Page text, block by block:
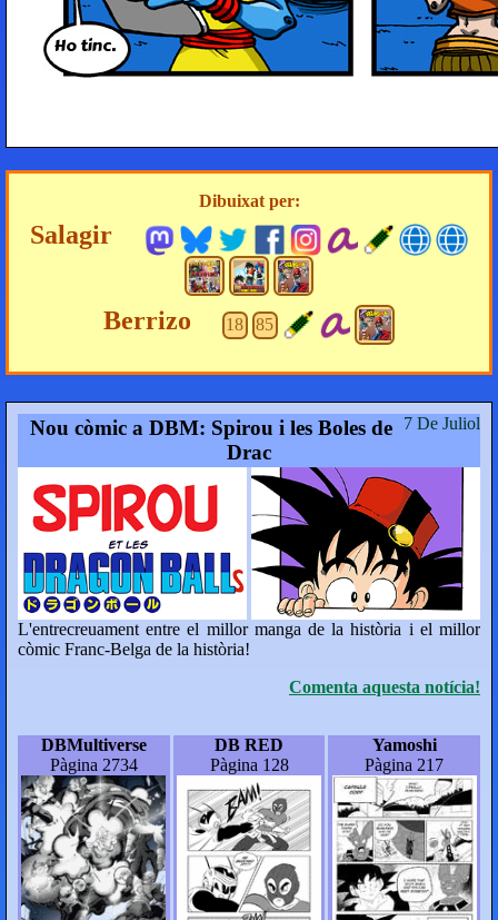
Ho tinc.
Dibuixat per:
Salagir
Berrizo 18 85
7 De Juliol
Nou còmic a DBM: Spirou i les Boles de
Drac
L'entrecreuament entre el millor manga de la història i el millor
còmic Franc-Belga de la història!
Comenta aquesta notícia!
DBMultiverse
Pàgina 2734
DB RED
Pàgina 128
Yamoshi
Pàgina 217